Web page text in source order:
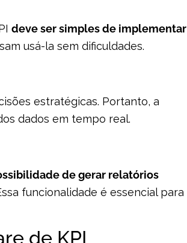
deve ser simples de implementar
usá-la sem dificuldades.
estratégicas. Portanto, a
dados em tempo real.
de gerar relatórios
funcionalidade é essencial para
de KPI